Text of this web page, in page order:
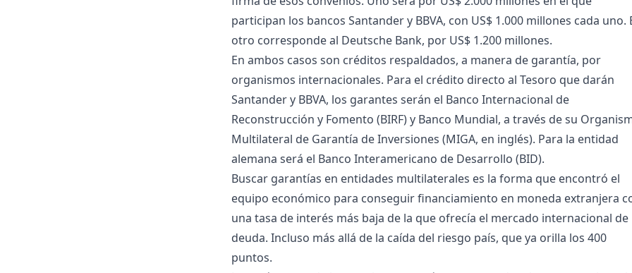
participan los bancos Santander y BBVA, con US$ 1.000 millones cada uno.
otro corresponde al Deutsche Bank, por US$ 1.200 millones.
En ambos casos son créditos respaldados, a manera de garantía, por
organismos internacionales. Para el crédito directo al Tesoro que darán
Santander y BBVA, los garantes serán el Banco Internacional de
Reconstrucción y Fomento (BIRF) y Banco Mundial, a través de su
Multilateral de Garantía de Inversiones (MIGA, en inglés). Para la entidad
alemana será el Banco Interamericano de Desarrollo (BID).
Buscar garantías en entidades multilaterales es la forma que encontró el
equipo económico para conseguir financiamiento en moneda extranjera
una tasa de interés más baja de la que ofrecía el mercado internacional de
deuda. Incluso más allá de la caída del riesgo país, que ya orilla los 400
puntos.